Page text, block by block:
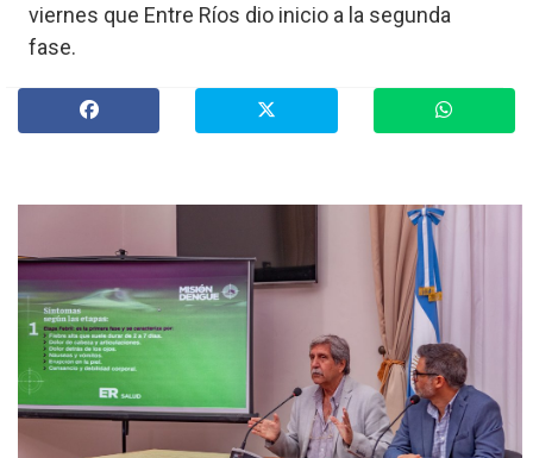
Nacionales
Policiales
»
Salud
Cultura
»
Economía
»
Espectáculos
»
Internacionales
viernes que Entre Ríos dio inicio a la segunda
fase.